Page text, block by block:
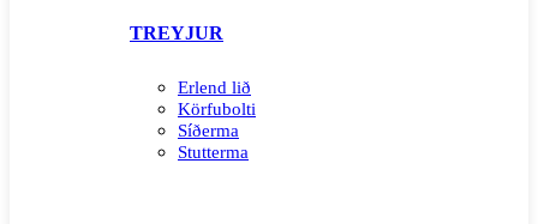
TREYJUR
Erlend lið
Körfubolti
Síðerma
Stutterma